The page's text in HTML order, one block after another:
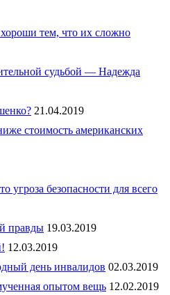
тем, что их сложно
судьбой — Надежда
21.04.2019
стоимость американских
безопасности для всего
правды 19.03.2019
12.03.2019
день инвалидов 02.03.2019
опытом вещь 12.02.2019